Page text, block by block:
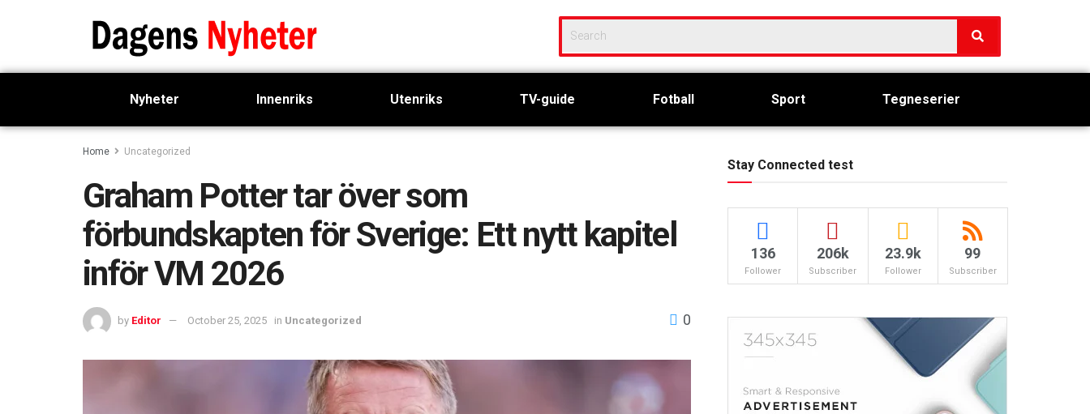
Nyheter Innenriks Utenriks TV-guide Fotball Sport Tegneserier
Home Uncategorized
Graham Potter tar över som
förbundskapten för Sverige: Ett nytt kapitel
inför VM 2026
by Editor October 25, 2025 in Uncategorized 0
Stay Connected test
136
Follower
206k
Subscriber
23.9k
Follower
99
Subscriber